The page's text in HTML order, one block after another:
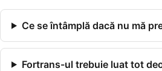
Ce se întâmplă dacă nu mă
Fortrans-ul trebuie luat tot